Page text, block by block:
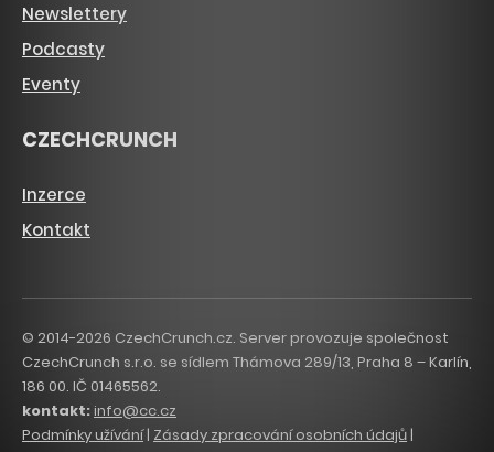
Newslettery
Podcasty
Eventy
CZECHCRUNCH
Inzerce
Kontakt
© 2014-2026 CzechCrunch.cz. Server provozuje společnost
CzechCrunch s.r.o. se sídlem Thámova 289/13, Praha 8 – Karlín,
186 00. IČ 01465562.
kontakt:info@cc.cz
Podmínky užívání| Zásady zpracování osobních údajů|